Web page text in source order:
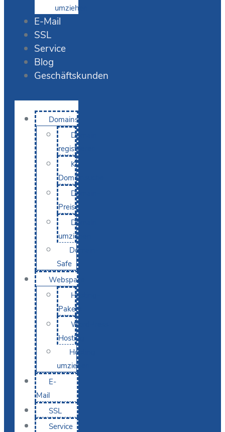
umziehen
E-Mail
SSL
Service
Blog
Geschäftskunden
Domains
Domain
registrieren
KI-
Domainsuche
Domain-
Preise
Domain
umziehen
Domain-
Safe
Webspace
Hosting-
Pakete
WordPress
Hosting
Hosting
umziehen
E-
Mail
SSL
Service